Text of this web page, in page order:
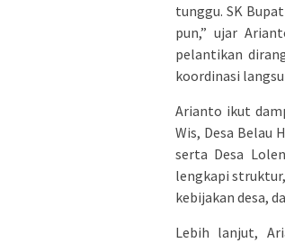
tunggu. SK
pun,” ujar
pelantikan
koordinasi
Arianto ikut
Wis, Desa Belau
serta Desa
lengkapi
kebijakan desa,
Lebih lanjut,